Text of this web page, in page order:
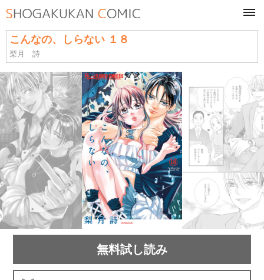
こんなの、しらない １８
梨月 詩
無料試し読み